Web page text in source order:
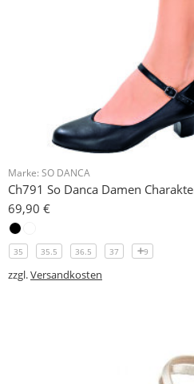
Marke: SO DANCA
Ch791 So Danca Damen
69,90 €
35 35.5 36.5 37 9
zzgl.Versandkosten